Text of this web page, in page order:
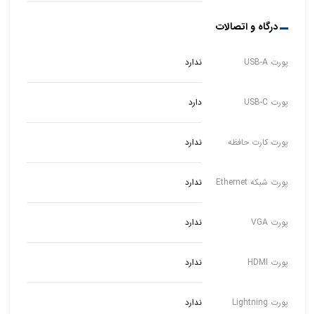
درگاه و اتصالات
پورت USB-A ندارد
پورت USB-C دارد
پورت کارت حافظه ندارد
پورت شبکه Ethernet ندارد
پورت VGA ندارد
پورت HDMI ندارد
پورت Lightning ندارد